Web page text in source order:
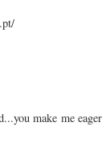
make me eager